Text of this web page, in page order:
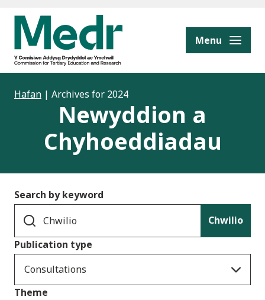
content Menu
Hafan | Archives for 2024
Newyddion a
Chyhoeddiadau
Search by keyword
Chwilio
Publication type
Consultations
Theme